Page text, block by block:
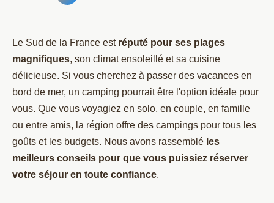
Le Sud de la France est réputé pour ses plages
magnifiques, son climat ensoleillé et sa cuisine
délicieuse. Si vous cherchez à passer des vacances en
bord de mer, un camping pourrait être l'option idéale pour
vous. Que vous voyagiez en solo, en couple, en famille
ou entre amis, la région offre des campings pour tous les
goûts et les budgets. Nous avons rassemblé les
meilleurs conseils pour que vous puissiez réserver
votre séjour en toute confiance.